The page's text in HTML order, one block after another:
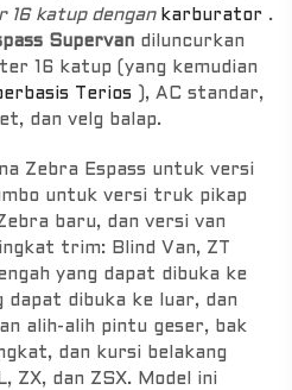
16 katup dengan karburator .
Supervan diluncurkan
16 katup (yang kemudian
Terios ), AC standar,
dan velg balap.
Zebra Espass untuk versi
untuk versi truk pikap
baru, dan versi van
trim: Blind Van, ZT
yang dapat dibuka ke
dapat dibuka ke luar, dan
alih-alih pintu geser, bak
dan kursi belakang
ZX, dan ZSX. Model ini